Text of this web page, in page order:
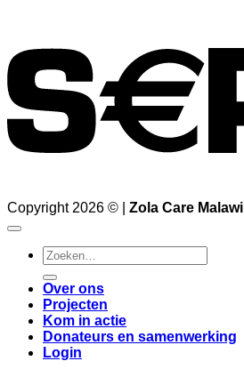
Copyright 2026 © | Zola Care Malawi
Zoeken
naar:
Over ons
Projecten
Kom in actie
Donateurs en samenwerking
Login